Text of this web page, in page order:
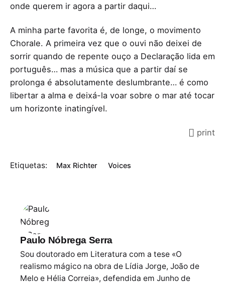
onde querem ir agora a partir daqui…
A minha parte favorita é, de longe, o movimento
Chorale. A primeira vez que o ouvi não deixei de
sorrir quando de repente ouço a Declaração lida em
português… mas a música que a partir daí se
prolonga é absolutamente deslumbrante… é como
libertar a alma e deixá-la voar sobre o mar até tocar
um horizonte inatingível.
print
Etiquetas: Max Richter Voices
Paulo Nóbrega Serra
Sou doutorado em Literatura com a tese «O
realismo mágico na obra de Lídia Jorge, João de
Melo e Hélia Correia», defendida em Junho de